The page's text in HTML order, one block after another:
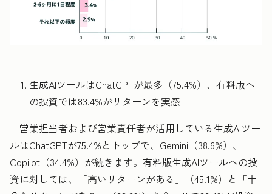
生成AIツールはChatGPTが最多（75.4%）、有料版へ
の投資では83.4%がリターンを実感
営業担当者および営業責任者が活用している生成AIツー
ルはChatGPTが75.4%とトップで、Gemini（38.6%）、
Copilot（34.4%）が続きます。有料版生成AIツールへの投
資に対しては、「高いリターンがある」（45.1%）と「十